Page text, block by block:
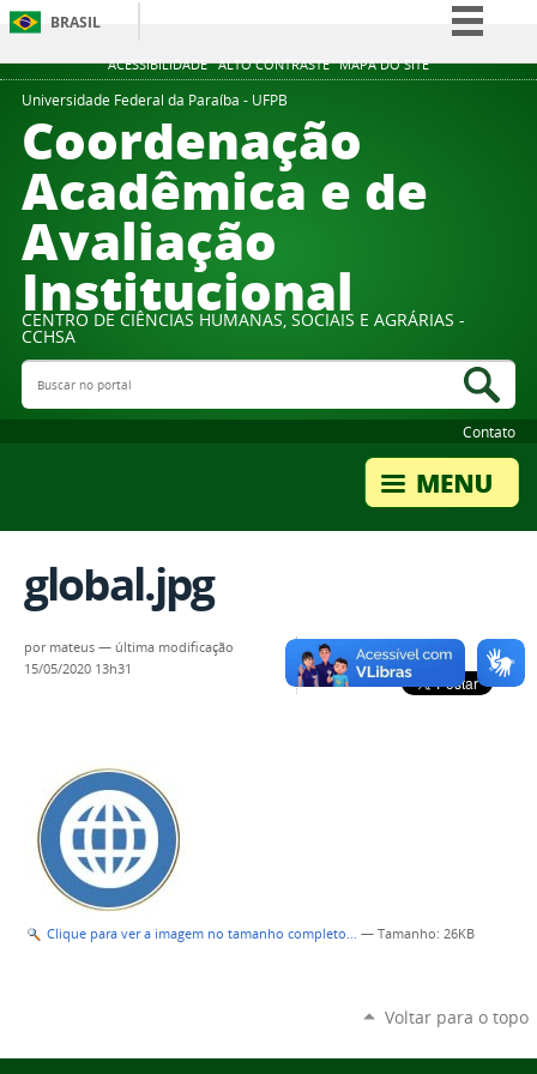
ACESSIBILIDADE ALTO CONTRASTE MAPA DO SITE
BRASIL
Simplifique!
Participe
Acesso à informação
Legislação
Universidade Federal da Paraíba - UFPB
Coordenação
Acadêmica e de
Avaliação
Institucional
CENTRO DE CIÊNCIAS HUMANAS, SOCIAIS E AGRÁRIAS -
CCHSA
Buscar no portal
Contato
global.jpg
por mateus — última modificação
15/05/2020 13h31
Clique para ver a imagem no tamanho completo… — Tamanho: 26KB
Voltar para o topo